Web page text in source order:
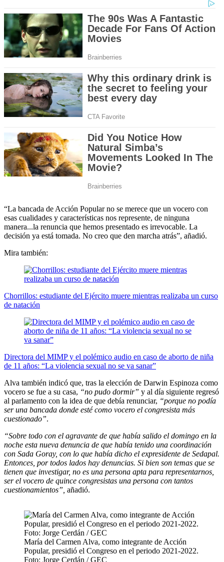
“La bancada de Acción Popular no se merece que un vocero con
esas cualidades y características nos represente, de ninguna
manera...la renuncia que hemos presentado es irrevocable. La
decisión ya está tomada. No creo que den marcha atrás”, añadió.
Mira también:
Chorrillos: estudiante del Ejército muere mientras realizaba un curso
de natación
Directora del MIMP y el polémico audio en caso de aborto de niña
de 11 años: “La violencia sexual no se va sanar”
Alva también indicó que, tras la elección de Darwin Espinoza como
vocero se fue a su casa, “no pudo dormir” y al día siguiente regresó
al parlamento con la idea de que debía renunciar, “porque no podía
ser una bancada donde esté como vocero el congresista más
cuestionado”.
“Sobre todo con el agravante de que había salido el domingo en la
noche esta nueva denuncia de que había tenido una coordinación
con Sada Goray, con lo que había dicho el expresidente de Sedapal.
Entonces, por todos lados hay denuncias. Si bien son temas que se
tienen que investigar, no es una persona apta para representarnos,
ser el vocero de quince congresistas una persona con tantos
cuestionamientos”, añadió.
María del Carmen Alva, como integrante de Acción
Popular, presidió el Congreso en el periodo 2021-2022.
Foto: Jorge Cerdán / GEC